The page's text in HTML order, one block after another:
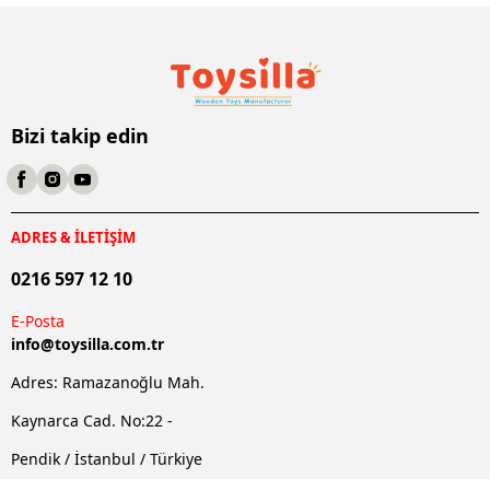
Bizi takip edin
ADRES & İLETİŞİM
0216 597 12 10
E-Posta
info@toysilla.com.tr
Adres: Ramazanoğlu Mah.
Kaynarca Cad. No:22 -
Pendik / İstanbul / Türkiye